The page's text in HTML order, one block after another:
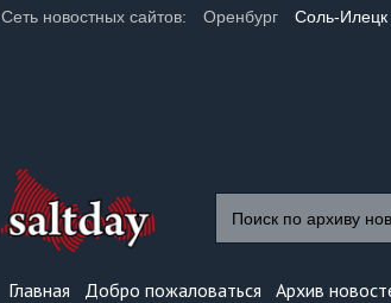
Сеть новостных сайтов: Оренбург Соль-Илецк
Главная Добро пожаловаться Архив